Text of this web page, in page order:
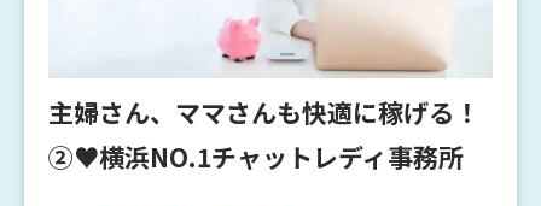
主婦さん、ママさんも快適に稼げる！
②♥横浜NO.1チャットレディ事務所